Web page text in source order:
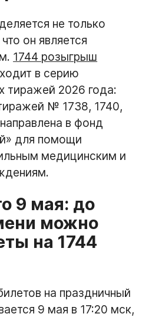
не только
он является
1744 розыгрыш
в серию
тиражей 2026 года:
№ 1738, 1740,
в фонд
для помощи
медицинским и
9 мая: до
можно
на 1744
на праздничный
9 мая в 17:20 мск,